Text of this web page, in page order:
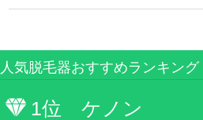
人気脱毛器おすすめランキング
1位 ケノン